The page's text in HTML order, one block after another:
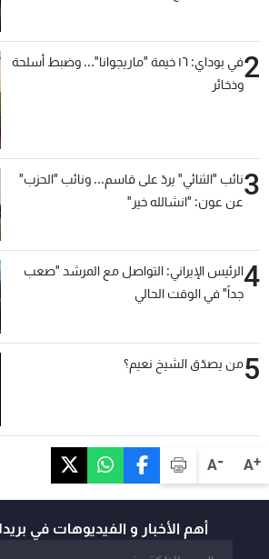
A+
A-
2
في بوداي: ١٦ خيمة "ماريجوانا"... وضبط أسلحة
وذخائر
3نائب "الثنائي" يردّ على قاسم... ونائب "الحزب"
عن عون: "انشالله خير"
4الرئيس الإيراني: التواصل مع المرشد "صعب
جداً" في الوقت الحالي
5من يصدّق الشيخ نعيم؟
أهم الأخبار و الفيديوهات في